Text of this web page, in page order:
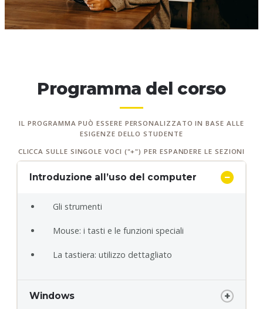
Programma del corso
IL PROGRAMMA PUÒ ESSERE PERSONALIZZATO IN BASE ALLE
ESIGENZE DELLO STUDENTE
CLICCA SULLE SINGOLE VOCI ("+") PER ESPANDERE LE SEZIONI
Introduzione all’uso del computer
Gli strumenti
Mouse: i tasti e le funzioni speciali
La tastiera: utilizzo dettagliato
Windows